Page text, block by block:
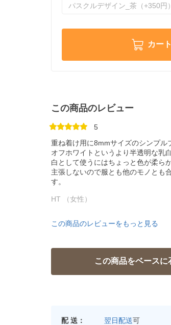
パスクルデザイン_茶（+350円）
カー
この商品のレビュー
5
重ね着け用に8mmサイズのシンプル
オフホワイトというより半透明な乳
白として使うにはちょっと色が柔ら
主張しないので服とも他のモノとも
す。
HT （女性）
この商品のレビューをもっと見る
配 送： 翌日配送可